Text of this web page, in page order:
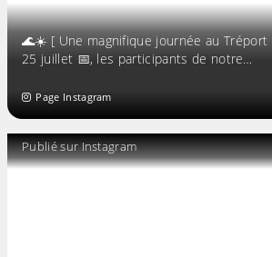
🌊☀️ [ Une magnifique journée au
25 juillet 📅, les participants de notre…
Page Instagram
Publié sur Instagram